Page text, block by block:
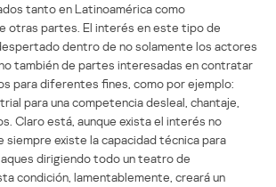
tanto en Latinoamérica como
otras partes. El interés en este tipo de
dentro de no solamente los actores
también de partes interesadas en contratar
para diferentes fines, como por ejemplo:
para una competencia desleal, chantaje,
Claro está, aunque exista el interés no
siempre existe la capacidad técnica para
dirigiendo todo un teatro de
condición, lamentablemente, creará un